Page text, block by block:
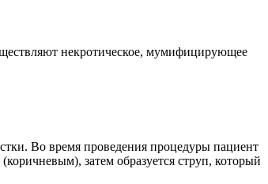
некротическое, мумифицирующее
Во время проведения процедуры пациент
затем образуется струп, который